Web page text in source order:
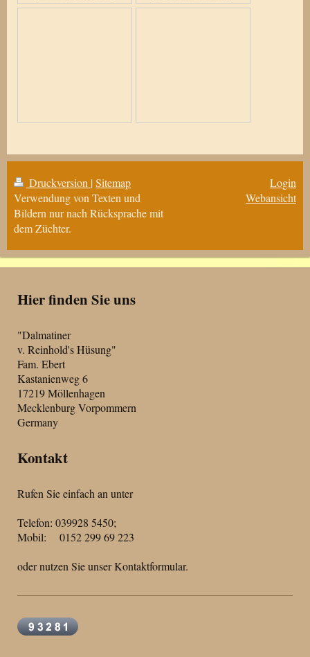
Druckversion |Sitemap
Verwendung von Texten und
Bildern nur nach Rücksprache mit
dem Züchter.
Login
Webansicht
Hier finden Sie uns
"Dalmatiner
v. Reinhold's Hüsung"
Fam. Ebert
Kastanienweg 6
17219 Möllenhagen
Mecklenburg Vorpommern
Germany
Kontakt
Rufen Sie einfach an unter
Telefon: 039928 5450;
Mobil: 0152 299 69 223
oder nutzen Sie unser Kontaktformular.